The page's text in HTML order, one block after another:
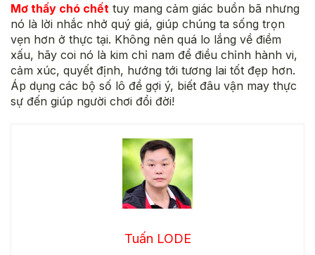
Mơ thấy chó chết tuy mang cảm giác buồn bã nhưng
nó là lời nhắc nhở quý giá, giúp chúng ta sống trọn
vẹn hơn ở thực tại. Không nên quá lo lắng về điềm
xấu, hãy coi nó là kim chỉ nam để điều chỉnh hành vi,
cảm xúc, quyết định, hướng tới tương lai tốt đẹp hơn.
Áp dụng các bộ số lô đề gợi ý, biết đâu vận may thực
sự đến giúp người chơi đổi đời!
Tuấn LODE